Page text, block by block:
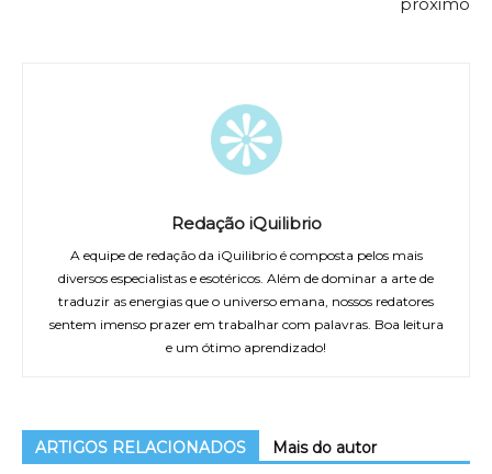
Redação iQuilibrio
A equipe de redação da iQuilibrio é composta pelos mais
diversos especialistas e esotéricos. Além de dominar a arte de
traduzir as energias que o universo emana, nossos redatores
sentem imenso prazer em trabalhar com palavras. Boa leitura
e um ótimo aprendizado!
ARTIGOS RELACIONADOS Mais do autor